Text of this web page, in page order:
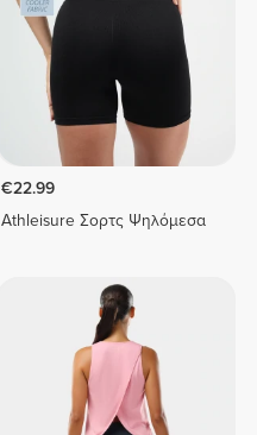
€22.99
Athleisure Σορτς Ψηλόμεσα